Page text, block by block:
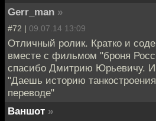
Gerr_man »
#72 | 09.07.14 13:09
Отличный ролик. Кратко и
вместе с фильмом "броня
спасибо Дмитрию Юрьевичу. И
"Даешь историю
переводе"
Ваншот »